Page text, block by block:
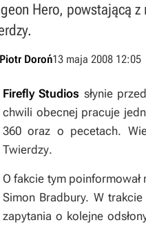
Hero, powstającą
Piotr Doroń13 maja 2008 12:05
Firefly Studios słynie
chwili obecnej pracuje
360 oraz o pecetach.
Twierdzy.
O fakcie tym
Simon Bradbury. W
zapytania o kolejne